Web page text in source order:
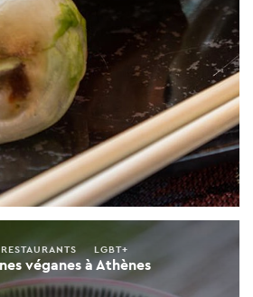
véganes à Athènes
RESTAURANTS LGBT+